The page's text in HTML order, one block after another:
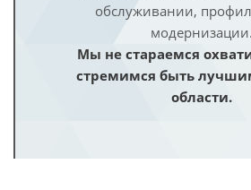
обслуживании,
модернизации.
Мы не стараемся
стремимся быть
области.